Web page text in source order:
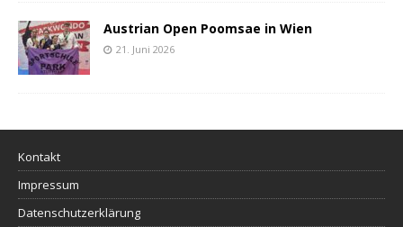
Austrian Open Poomsae in Wien
21. Juni 2026
Kontakt
Impressum
Datenschutzerklärung